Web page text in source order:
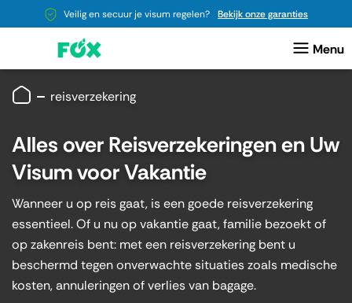
Veilig en secuur je visum regelen? Bekijk onze garanties
reisverzekering
Alles over Reisverzekeringen en Uw
Visum voor Vakantie
Wanneer u op reis gaat, is een goede reisverzekering
essentieel. Of u nu op vakantie gaat, familie bezoekt of
op zakenreis bent: met een reisverzekering bent u
beschermd tegen onverwachte situaties zoals medische
kosten, annuleringen of verlies van bagage.